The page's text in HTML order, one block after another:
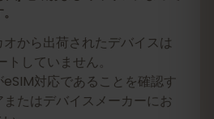
から出荷されたデバイスは
していません。
対応であることを確認す
たはデバイスメーカーにお